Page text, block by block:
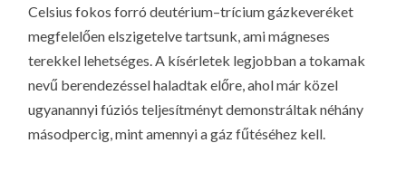
Celsius fokos forró deutérium–trícium gázkeveréket
megfelelően elszigetelve tartsunk, ami mágneses
terekkel lehetséges. A kísérletek legjobban a tokamak
nevű berendezéssel haladtak előre, ahol már közel
ugyanannyi fúziós teljesítményt demonstráltak néhány
másodpercig, mint amennyi a gáz fűtéséhez kell.